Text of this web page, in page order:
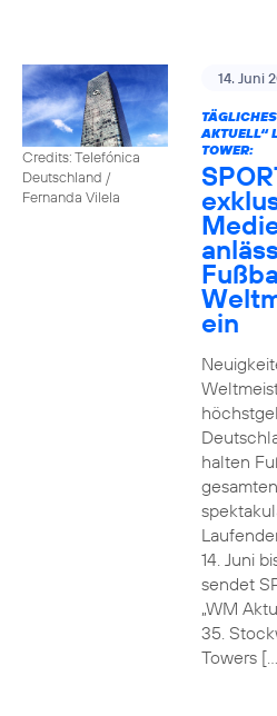
Credits: Telefónica
Deutschland /
Fernanda Vilela
14. Juni
AKTUELL“
TOWER:
ein
halten
14. Juni
sendet
„WM
35.
Towers